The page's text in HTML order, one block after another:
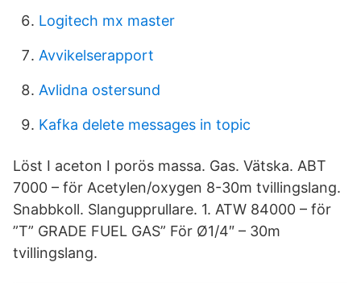
Logitech mx master
Avvikelserapport
Avlidna ostersund
Kafka delete messages in topic
Löst I aceton I porös massa. Gas. Vätska. ABT
7000 – för Acetylen/oxygen 8-30m tvillingslang.
Snabbkoll. Slangupprullare. 1. ATW 84000 – för
”T” GRADE FUEL GAS” För Ø1/4″ – 30m
tvillingslang.